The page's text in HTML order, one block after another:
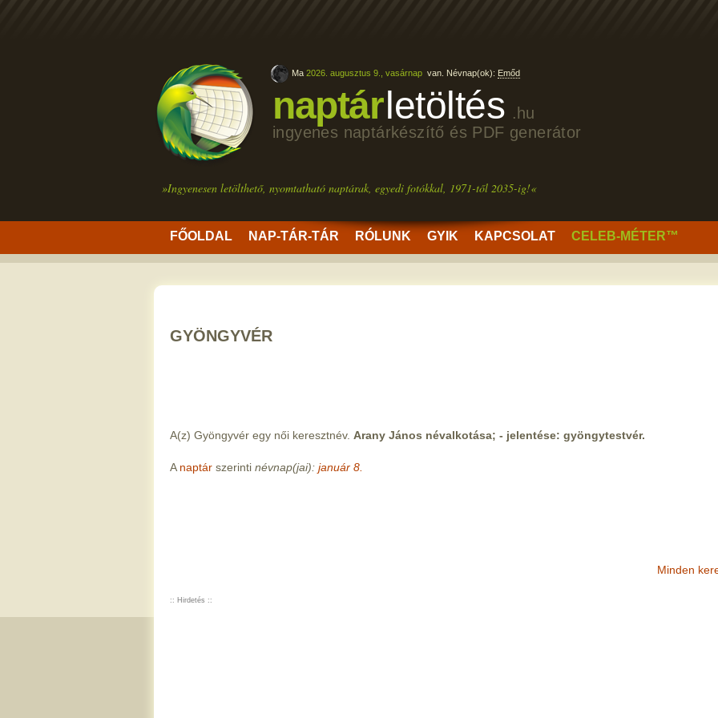
naptárletöltés .hu
ingyenes naptárkészítő és PDF generátor
»Ingyenesen letölthető, nyomtatható naptárak, egyedi fotókkal, 1971-től 2035-ig!«
FŐOLDAL NAP-TÁR-TÁR RÓLUNK GYIK KAPCSOLAT CELEB-MÉTER™
Ma 2026. augusztus 9., vasárnap van. Névnap(ok): Emőd
GYÖNGYVÉR
A(z) Gyöngyvér egy női keresztnév. Arany János névalkotása; - jelentése: gyöngytestvér.
A naptár szerinti névnap(jai): január 8.
Minden
:: Hirdetés ::